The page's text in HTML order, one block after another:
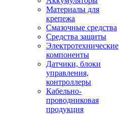
Материалы для
крепежа
Смазочные средства
Средства защиты
Электротехнические
компоненты
Датчики, блоки
управления,
контроллеры
Кабельно-
проводниковая
продукция